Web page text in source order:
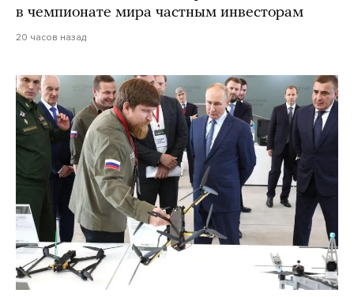
в чемпионате мира частным инвесторам
20 часов назад